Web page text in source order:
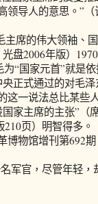
导人的意思。”（
席的伟大领袖、
盘2006年版）
“国家元首”就是
正式通过的对毛
这一说法总比某些
家主席的主张”（
页）明智得多
物馆增刊第692期
军官，尽管年轻，